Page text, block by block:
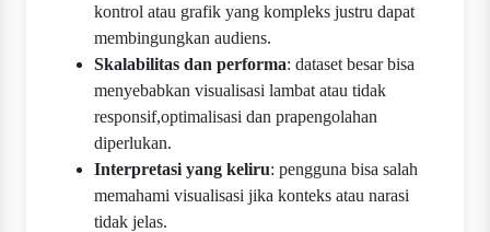
kontrol atau grafik yang kompleks justru dapat
membingungkan audiens.
Skalabilitas dan performa: dataset besar bisa
menyebabkan visualisasi lambat atau tidak
responsif,optimalisasi dan prapengolahan
diperlukan.
Interpretasi yang keliru: pengguna bisa salah
memahami visualisasi jika konteks atau narasi
tidak jelas.